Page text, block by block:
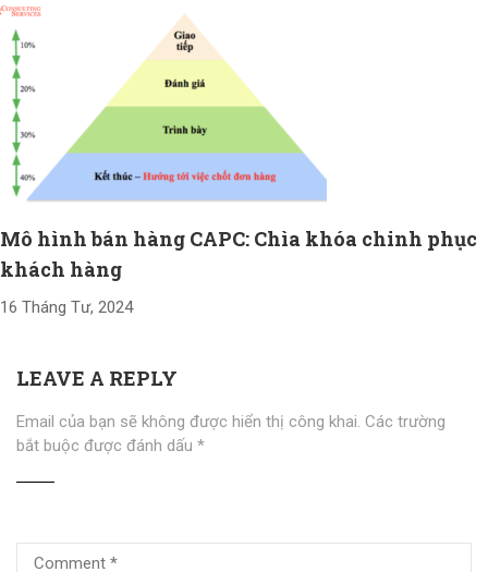
Mô hình bán hàng CAPC: Chìa khóa chinh phục
khách hàng
16 Tháng Tư, 2024
LEAVE A REPLY
Email của bạn sẽ không được hiển thị công khai. Các trường
bắt buộc được đánh dấu *